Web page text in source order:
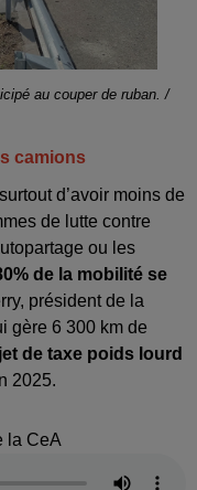
au couper de ruban. /
camions
d’avoir moins de
de lutte contre
ou les
de la mobilité se
président de la
gère 6 300 km de
de taxe poids lourd
2025.
la CeA